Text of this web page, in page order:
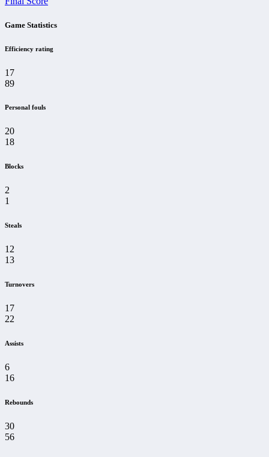
Game Statistics
Efficiency rating
17
89
Personal fouls
20
18
Blocks
2
1
Steals
12
13
Turnovers
17
22
Assists
6
16
Rebounds
30
56